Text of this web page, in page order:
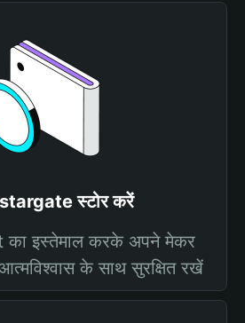
स्टोर करें
इस्तेमाल करके अपने मेकर
के साथ सुरक्षित रखें